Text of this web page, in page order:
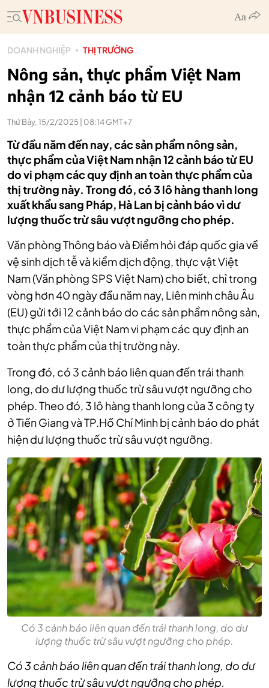
DOANH NGHIỆP THỊ TRƯỜNG
Nông sản, thực phẩm Việt Nam
nhận 12 cảnh báo từ EU
Thứ Bảy, 15/2/2025 | 08:14 GMT+7
Từ đầu năm đến nay, các sản phẩm nông sản,
thực phẩm của Việt Nam nhận 12 cảnh báo từ EU
do vi phạm các quy định an toàn thực phẩm của
thị trường này. Trong đó, có 3 lô hàng thanh long
xuất khẩu sang Pháp, Hà Lan bị cảnh báo vì dư
lượng thuốc trừ sâu vượt ngưỡng cho phép.
Văn phòng Thông báo và Điểm hỏi đáp quốc gia về
vệ sinh dịch tễ và kiểm dịch động, thực vật Việt
Nam (Văn phòng SPS Việt Nam) cho biết, chỉ trong
vòng hơn 40 ngày đầu năm nay, Liên minh châu Âu
(EU) gửi tới 12 cảnh báo do các sản phẩm nông sản,
thực phẩm của Việt Nam vi phạm các quy định an
toàn thực phẩm của thị trường này.
Trong đó, có 3 cảnh báo liên quan đến trái thanh
long, do dư lượng thuốc trừ sâu vượt ngưỡng cho
phép. Theo đó, 3 lô hàng thanh long của 3 công ty
ở Tiền Giang và TP.Hồ Chí Minh bị cảnh báo do phát
hiện dư lượng thuốc trừ sâu vượt ngưỡng.
Có 3 cảnh báo liên quan đến trái thanh long, do dư
lượng thuốc trừ sâu vượt ngưỡng cho phép.
Có 3 cảnh báo liên quan đến trái thanh long, do dư
lượng thuốc trừ sâu vượt ngưỡng cho phép.